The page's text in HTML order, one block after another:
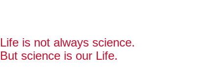
Life is not always science.
But science is our Life.